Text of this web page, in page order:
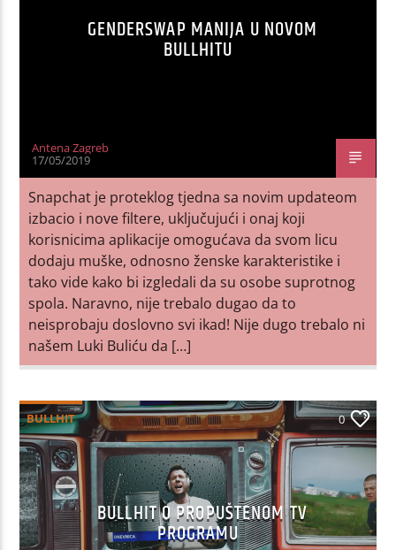
GENDERSWAP MANIJA U NOVOM
BULLHITU
Antena Zagreb
17/05/2019
Snapchat je proteklog tjedna sa novim updateom
izbacio i nove filtere, uključujući i onaj koji
korisnicima aplikacije omogućava da svom licu
dodaju muške, odnosno ženske karakteristike i
tako vide kako bi izgledali da su osobe suprotnog
spola. Naravno, nije trebalo dugao da to
neisprobaju doslovno svi ikad! Nije dugo trebalo ni
našem Luki Buliću da […]
BULLHIT 0
BULLHIT O PROPUŠTENOM TV
PROGRAMU